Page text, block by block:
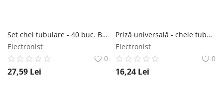
Set chei tubulare - 40 buc. Bigstren 19168 Bigstren
Electronist
0
27,59 Lei
Priză universală - cheie tubulară universala 7-19mm Iso Trade
Electronist
0
16,24 Lei